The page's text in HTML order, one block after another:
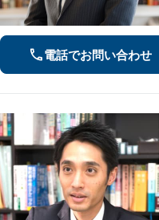
電話でお問い合わせ